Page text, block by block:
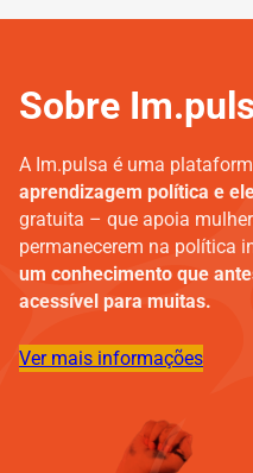
Sobre
A Im.pulsa é uma
aprendizagem política e
gratuita – que apoia
permanecerem na política
um conhecimento que
acessível para muitas.
Ver mais informações